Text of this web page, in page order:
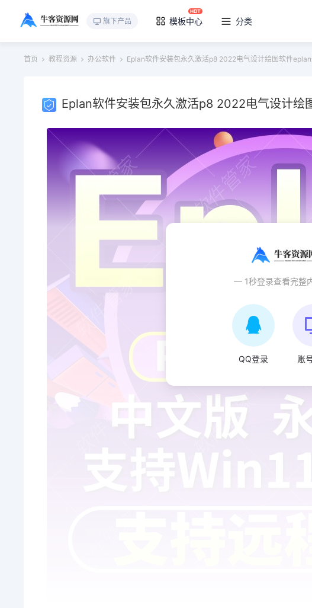
旗下产品 模板中心 分类
首页 教程资源 办公软件 Eplan软件安装包永久激活p8 2022电气设计绘图软件
Eplan软件安装包永久激活p8 2022电气设计绘
— 1秒登录查看完整
QQ登录 账